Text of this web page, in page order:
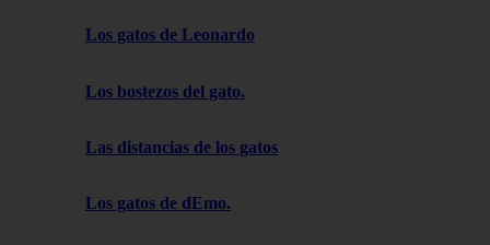
Los gatos de Leonardo
Los bostezos del gato.
Las distancias de los gatos
Los gatos de dEmo.